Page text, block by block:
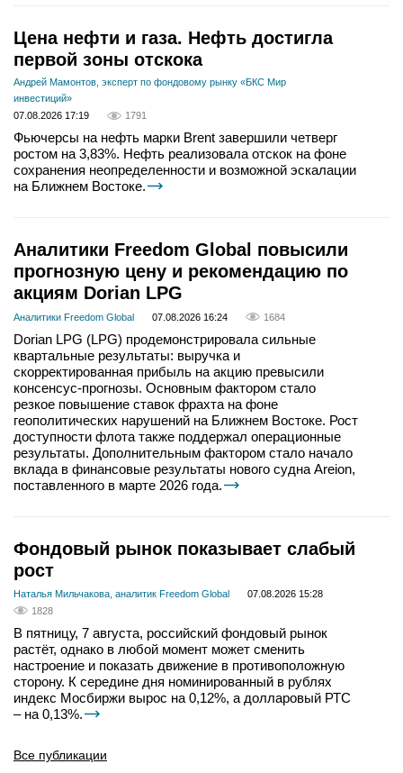
Цена нефти и газа. Нефть достигла
первой зоны отскока
Андрей Мамонтов, эксперт по фондовому рынку «БКС Мир
инвестиций»
07.08.2026 17:19
1791
Фьючерсы на нефть марки Brent завершили четверг
ростом на 3,83%. Нефть реализовала отскок на фоне
сохранения неопределенности и возможной эскалации
на Ближнем Востоке.
Аналитики Freedom Global повысили
прогнозную цену и рекомендацию по
акциям Dorian LPG
Аналитики Freedom Global 07.08.2026 16:24 1684
Dorian LPG (LPG) продемонстрировала сильные
квартальные результаты: выручка и
скорректированная прибыль на акцию превысили
консенсус-прогнозы. Основным фактором стало
резкое повышение ставок фрахта на фоне
геополитических нарушений на Ближнем Востоке. Рост
доступности флота также поддержал операционные
результаты. Дополнительным фактором стало начало
вклада в финансовые результаты нового судна Areion,
поставленного в марте 2026 года.
Фондовый рынок показывает слабый
рост
Наталья Мильчакова, аналитик Freedom Global
07.08.2026 15:28
1828
В пятницу, 7 августа, российский фондовый рынок
растёт, однако в любой момент может сменить
настроение и показать движение в противоположную
сторону. К середине дня номинированный в рублях
индекс Мосбиржи вырос на 0,12%, а долларовый РТС
– на 0,13%.
Все публикации